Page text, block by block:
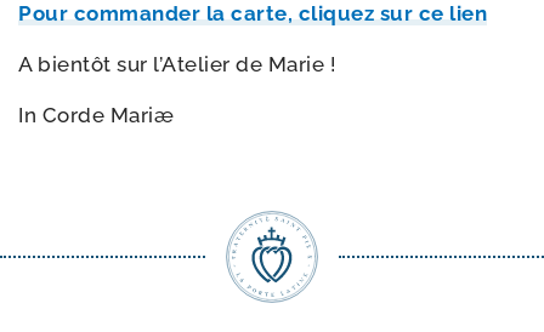
Pour com­man­der la carte, cli­quez sur ce lien
A bien­tôt sur l’Atelier de Marie !
In Corde Mariæ